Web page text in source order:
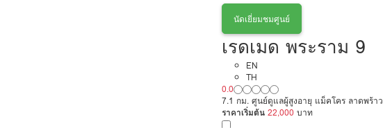
นัดเยี่ยมชมศูนย์
เรดเมด พระราม 9
EN
TH
0.0
7.1 กม. ศูนย์ดูแลผู้สูงอายุ แม็คโคร ลาดพร้าว
ราคาเริ่มต้น 22,000 บาท